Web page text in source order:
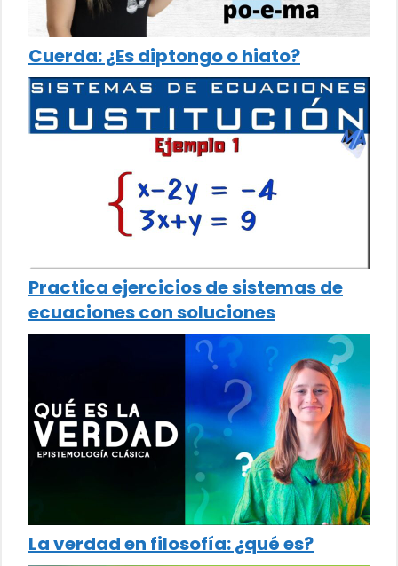
Cuerda: ¿Es diptongo o hiato?
Practica ejercicios de sistemas de
ecuaciones con soluciones
La verdad en filosofía: ¿qué es?